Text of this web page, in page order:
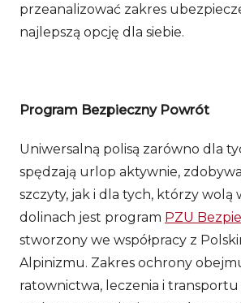
przeanalizować zakres
najlepszą opcję dla siebie.
Program Bezpieczny Powrót
Uniwersalną polisą zarówno dla
spędzają urlop aktywnie,
szczyty, jak i dla tych, którzy wolą
dolinach jest program PZU
stworzony we współpracy z
Alpinizmu. Zakres ochrony
ratownictwa, leczenia i